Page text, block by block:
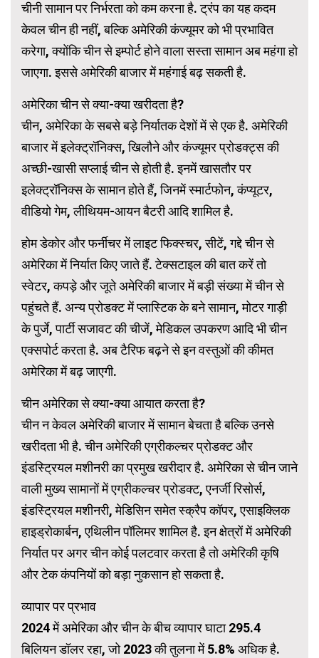
चीनी सामान पर निर्भरता को कम करना है. ट्रंप का यह कदम
केवल चीन ही नहीं, बल्कि अमेरिकी कंज्यूमर को भी प्रभावित
करेगा, क्योंकि चीन से इम्पोर्ट होने वाला सस्ता सामान अब महंगा हो
जाएगा. इससे अमेरिकी बाजार में महंगाई बढ़ सकती है.
अमेरिका चीन से क्या-क्या खरीदता है?
चीन, अमेरिका के सबसे बड़े निर्यातक देशों में से एक है. अमेरिकी
बाजार में इलेक्ट्रॉनिक्स, खिलौने और कंज्यूमर प्रोडक्ट्स की
अच्छी-खासी सप्लाई चीन से होती है. इनमें खासतौर पर
इलेक्ट्रॉनिक्स के सामान होते हैं, जिनमें स्मार्टफोन, कंप्यूटर,
वीडियो गेम, लीथियम-आयन बैटरी आदि शामिल है.
होम डेकोर और फर्नीचर में लाइट फिक्स्चर, सीटें, गद्दे चीन से
अमेरिका में निर्यात किए जाते हैं. टेक्सटाइल की बात करें तो
स्वेटर, कपड़े और जूते अमेरिकी बाजार में बड़ी संख्या में चीन से
पहुंचते हैं. अन्य प्रोडक्ट में प्लास्टिक के बने सामान, मोटर गाड़ी
के पुर्जे, पार्टी सजावट की चीजें, मेडिकल उपकरण आदि भी चीन
एक्सपोर्ट करता है. अब टैरिफ बढ़ने से इन वस्तुओं की कीमत
अमेरिका में बढ़ जाएगी.
चीन अमेरिका से क्या-क्या आयात करता है?
चीन न केवल अमेरिकी बाजार में सामान बेचता है बल्कि उनसे
खरीदता भी है. चीन अमेरिकी एग्रीकल्चर प्रोडक्ट और
इंडस्ट्रियल मशीनरी का प्रमुख खरीदार है. अमेरिका से चीन जाने
वाली मुख्य सामानों में एग्रीकल्चर प्रोडक्ट, एनर्जी रिसोर्स,
इंडस्ट्रियल मशीनरी, मेडिसिन समेत स्क्रैप कॉपर, एसाइक्लिक
हाइड्रोकार्बन, एथिलीन पॉलिमर शामिल है. इन क्षेत्रों में अमेरिकी
निर्यात पर अगर चीन कोई पलटवार करता है तो अमेरिकी कृषि
और टेक कंपनियों को बड़ा नुकसान हो सकता है.
व्यापार पर प्रभाव
2024 में अमेरिका और चीन के बीच व्यापार घाटा 295.4
बिलियन डॉलर रहा, जो 2023 की तुलना में 5.8% अधिक है.